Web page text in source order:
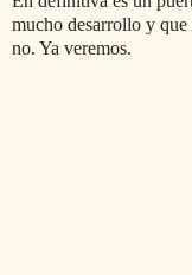
mucho desarrollo y
no. Ya veremos.